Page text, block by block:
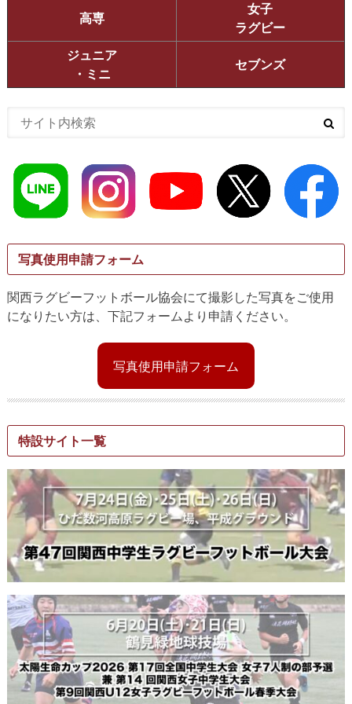
高専
女子
ラグビー
ジュニア
・ミニ
セブンズ
写真使用申請フォーム
関西ラグビーフットボール協会にて撮影した写真をご使用
になりたい方は、下記フォームより申請ください。
写真使用申請フォーム
特設サイト一覧